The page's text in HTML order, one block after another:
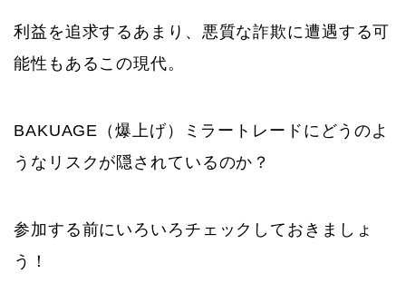
利益を追求するあまり、悪質な詐欺に遭遇する可
能性もあるこの現代。
BAKUAGE（爆上げ）ミラートレードにどうのよ
うなリスクが隠されているのか？
参加する前にいろいろチェックしておきましょ
う！